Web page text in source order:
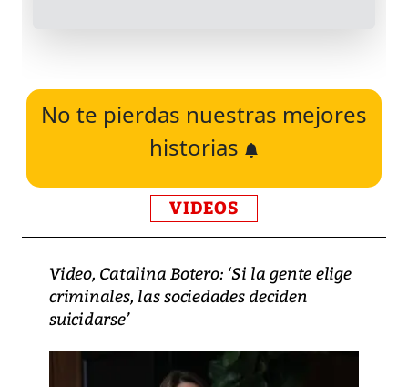
No te pierdas nuestras mejores
historias
VIDEOS
Video, Catalina Botero: ‘Si la gente elige
criminales, las sociedades deciden
suicidarse’